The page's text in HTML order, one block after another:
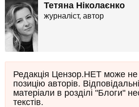
Тетяна Ніколаєнко
журналіст, автор
Редакція Цензор.НЕТ може не
позицію авторів.
матеріали в розділі "Блоги"
текстів.